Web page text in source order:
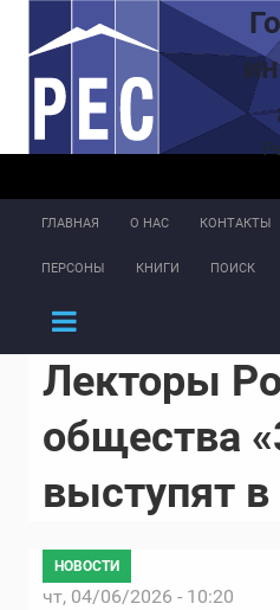
Перейти к основному
ГЛАВНАЯ О НАС КОНТАКТЫ
ПЕРСОНЫ КНИГИ ПОИСК
Лекторы
общества
выступят
НОВОСТИ
чт, 04/06/2026 - 10:20